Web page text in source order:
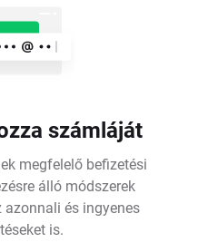
számláját
megfelelő befizetési
álló módszerek
azonnali és ingyenes
is.